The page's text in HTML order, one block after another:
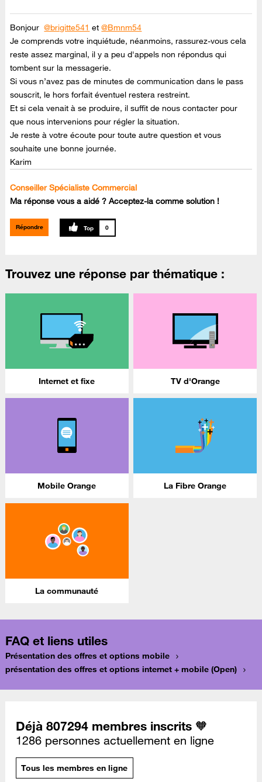
Bonjour@brigitte541 et@Bmnm54
Je comprends votre inquiétude, néanmoins, rassurez-vous cela
reste assez marginal, il y a peu d'appels non répondus qui
tombent sur la messagerie.
Si vous n’avez pas de minutes de communication dans le pass
souscrit, le hors forfait éventuel restera restreint.
Et si cela venait à se produire, il suffit de nous contacter pour
que nous intervenions pour régler la situation.
Je reste à votre écoute pour toute autre question et vous
souhaite une bonne journée.
Karim
Conseiller Spécialiste Commercial
Ma réponse vous a aidé ? Acceptez-la comme solution !
Répondre 0
Trouvez une réponse par thématique :
Internet et fixe TV d'Orange
Mobile Orange La Fibre Orange
La communauté
FAQ et liens utiles
Présentation des offres et options mobile
présentation des offres et options internet + mobile (Open)
Déjà 807294 membres inscrits 🧡
1286 personnes actuellement en ligne
Tous les membres en ligne